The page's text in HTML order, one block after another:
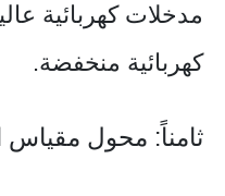
مدخلات كهربائية
كهربائية منخفضة.
ثامناً: محول